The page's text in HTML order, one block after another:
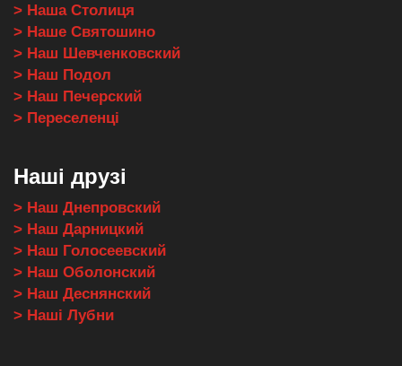
> Наша Столиця
> Наше Святошино
> Наш Шевченковский
> Наш Подол
> Наш Печерский
> Переселенці
Наші друзі
> Наш Днепровский
> Наш Дарницкий
> Наш Голосеевский
> Наш Оболонский
> Наш Деснянский
> Наші Лубни